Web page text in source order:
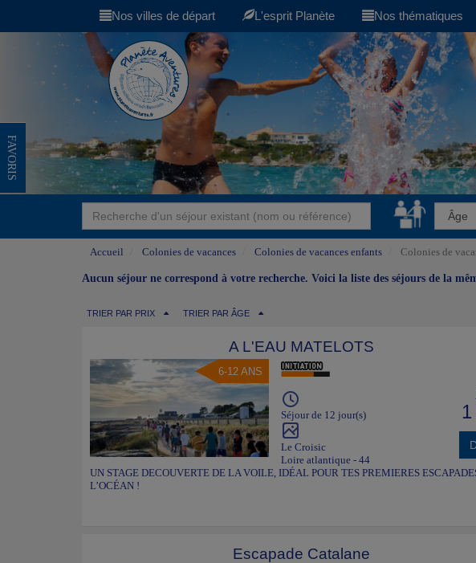
Nos villes de départ L'esprit Planète Nos thématiques
FAVORIS
Accueil Colonies de vacances Colonies de vacances enfants Colonies de
Aucun séjour ne correspond à votre recherche. Voici la liste des séjours de la
TRIER PAR PRIX TRIER PAR ÂGE
A L'EAU MATELOTS
6-12 ANS
Séjour de 12 jour(s)
Le Croisic
Loire atlantique - 44
UN STAGE DECOUVERTE DE LA VOILE, IDÉAL POUR TES PREMIERES
L’OCÉAN !
Escapade Catalane